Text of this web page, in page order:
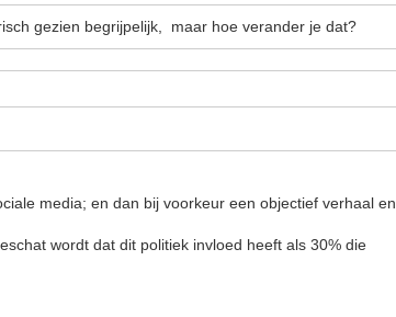
gezien begrijpelijk, maar hoe verander je dat?
media; en dan bij voorkeur een objectief verhaal en
wordt dat dit politiek invloed heeft als 30% die